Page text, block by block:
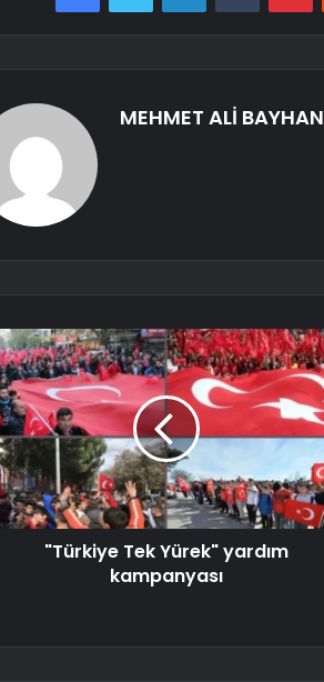
MEHMET ALİ BAYHAN
"Türkiye Tek Yürek" yardım
kampanyası